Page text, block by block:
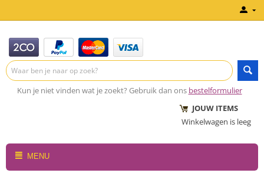
Kun je niet vinden wat je zoekt? Gebruik dan ons bestelformulier
JOUW ITEMS
Winkelwagen is leeg
MENU